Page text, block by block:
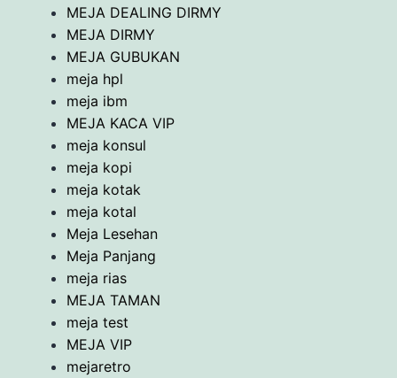
MEJA DEALING DIRMY
MEJA DIRMY
MEJA GUBUKAN
meja hpl
meja ibm
MEJA KACA VIP
meja konsul
meja kopi
meja kotak
meja kotal
Meja Lesehan
Meja Panjang
meja rias
MEJA TAMAN
meja test
MEJA VIP
mejaretro